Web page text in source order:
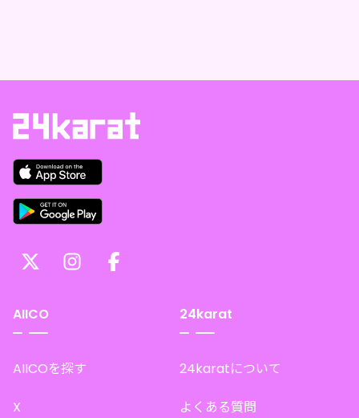
AIICO
AIICOを探す
X
24karat
24karatについて
よくある質問